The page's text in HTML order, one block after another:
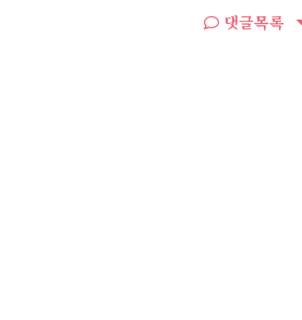
댓글목록